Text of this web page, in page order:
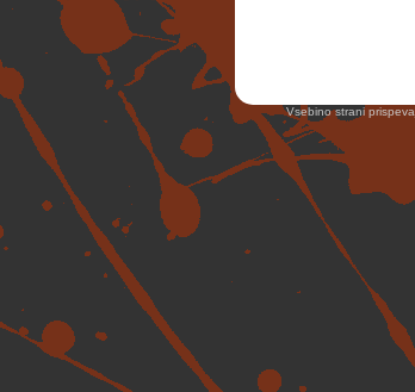
Vsebino strani